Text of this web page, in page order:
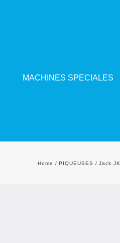
MACHINES SPECIALES
Home PIQUEUSES Jack